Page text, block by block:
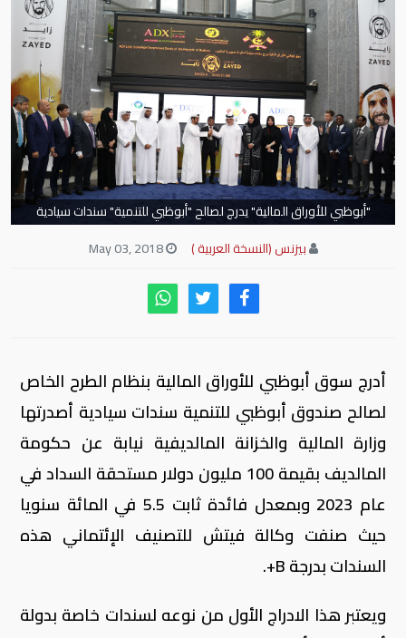
"أبوظبي للأوراق المالية" يدرج لصالح "أبوظبي للتنمية" سندات سيادية
بقيمة 100 مليون دولار
بيزنس (النسخة العربية ) May 03, 2018
أدرج سوق أبوظبي للأوراق المالية بنظام الطرح الخاص
لصالح صندوق أبوظبي للتنمية سندات سيادية أصدرتها
وزارة المالية والخزانة المالديفية نيابة عن حكومة
المالديف بقيمة 100 مليون دولار مستحقة السداد في
عام 2023 وبمعدل فائدة ثابت 5.5 في المائة سنويا
حيث صنفت وكالة فيتش للتصنيف الإئتماني هذه
السندات بدرجةB
+.
ويعتبر هذا الادراج الأول من نوعه لسندات خاصة بدولة